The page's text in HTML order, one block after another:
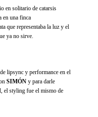
en solitario de catarsis
en una finca
que representaba la luz y el
ya no sirve.
lipsync y performance en el
SIMÓN y para darle
el styling fue el mismo de